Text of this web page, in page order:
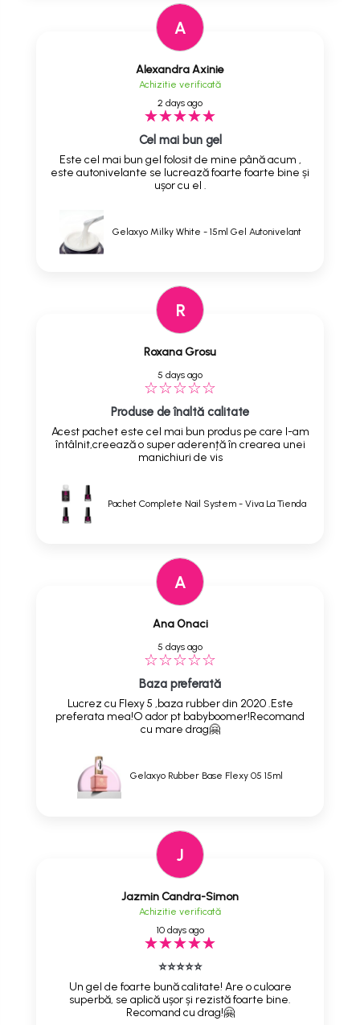
A
Alexandra Axinie
Achizitie verificată
2 days ago
Cel mai bun gel
Este cel mai bun gel folosit de mine până acum ,
este autonivelante se lucrează foarte foarte bine și
ușor cu el .
Gelaxyo Milky White - 15ml Gel Autonivelant
R
Roxana Grosu
5 days ago
Produse de înaltă calitate
Acest pachet este cel mai bun produs pe care l-am
întâlnit,creează o super aderență în crearea unei
manichiuri de vis
Pachet Complete Nail System - Viva La Tienda
A
Ana Onaci
5 days ago
Baza preferată
Lucrez cu Flexy 5 ,baza rubber din 2020 .Este
preferata mea!O ador pt babyboomer!Recomand
cu mare drag🤗
Gelaxyo Rubber Base Flexy 05 15ml
J
Jazmin Candra-Simon
Achizitie verificată
10 days ago
⭐⭐⭐⭐⭐
Un gel de foarte bună calitate! Are o culoare
superbă, se aplică ușor și rezistă foarte bine.
Recomand cu drag!🤗